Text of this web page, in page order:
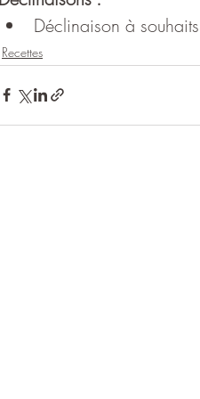
Déclinaison à
Recettes